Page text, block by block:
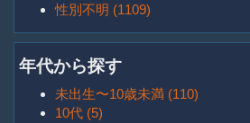
性別不明 (1109)
年代から探す
未出生〜10歳未満 (110)
10代 (5)